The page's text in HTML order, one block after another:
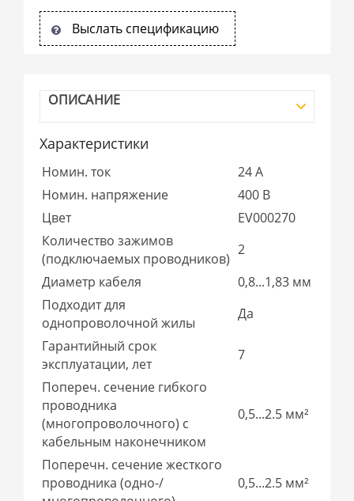
Выслать спецификацию
ОПИСАНИЕ
Характеристики
Номин. ток
24 А
Номин. напряжение
400 В
Цвет
EV000270
Количество зажимов
(подключаемых проводников)
2
Диаметр кабеля
0,8...1,83 мм
Подходит для
однопроволочной жилы
Да
Гарантийный срок
эксплуатации, лет
7
Попереч. сечение гибкого
проводника
(многопроволочного) с
кабельным наконечником
0,5...2.5 мм²
Поперечн. сечение жесткого
проводника (одно-/
0,5...2.5 мм²